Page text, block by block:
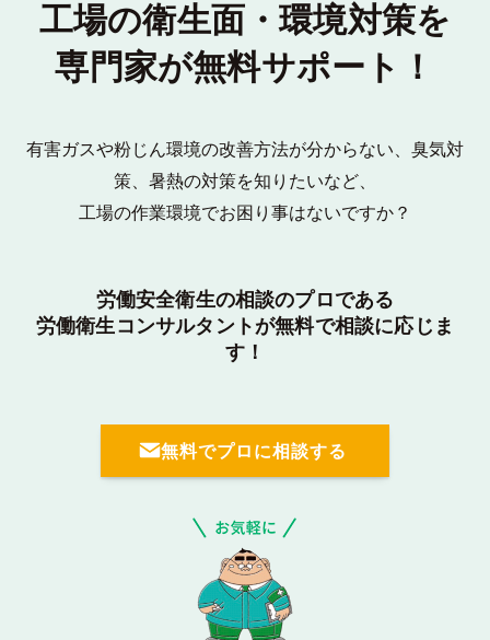
工場の衛生面・環境対策を
専門家が無料サポート！
有害ガスや粉じん環境の改善方法が分からない、臭気対
策、暑熱の対策を知りたいなど、
工場の作業環境でお困り事はないですか？
労働安全衛生の相談のプロである
労働衛生コンサルタントが無料で相談に応じま
す！
無料でプロに相談する